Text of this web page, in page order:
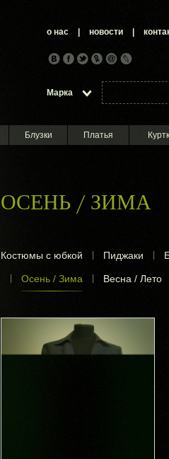
о нас новости
Марка
Блузки Платья
ОСЕНЬ / ЗИМА
Костюмы с юбкой Пиджаки
Осень / Зима Весна / Лето